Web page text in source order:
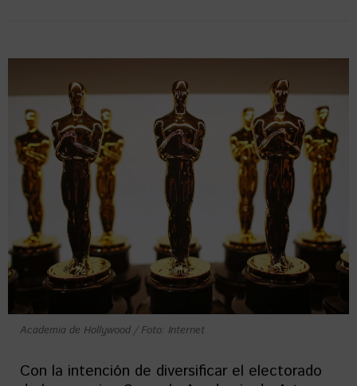
Academia de Hollywood / Foto: Internet
Con la intención de diversificar el electorado